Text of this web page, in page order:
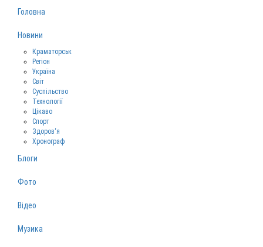
Головна
Новини
Краматорськ
Регіон
Україна
Світ
Суспільство
Технології
Цікаво
Спорт
Здоров‘я
Хронограф
Блоги
Фото
Відео
Музика